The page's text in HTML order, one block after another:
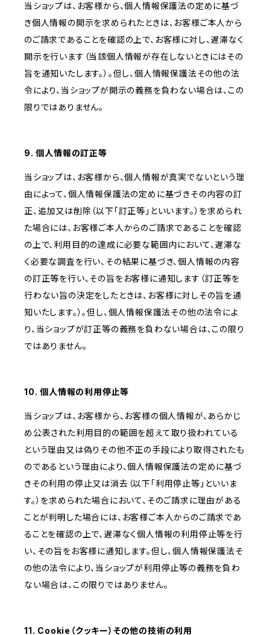
当ショップは、お客様から、個人情報保護法の定めに基づ
き個人情報の開示を求められたときは、お客様ご本人から
のご請求であることを確認の上で、お客様に対し、遅滞なく
開示を行います（当該個人情報が存在しないときにはその
旨を通知いたします。）。但し、個人情報保護法その他の法
令により、当ショップが開示の義務を負わない場合は、この
限りではありません。
9. 個人情報の訂正等
当ショップは、お客様から、個人情報が真実でないという理
由によって、個人情報保護法の定めに基づきその内容の訂
正、追加又は削除（以下「訂正等」といいます。）を求められ
た場合には、お客様ご本人からのご請求であることを確認
の上で、利用目的の達成に必要な範囲内において、遅滞な
く必要な調査を行い、その結果に基づき、個人情報の内容
の訂正等を行い、その旨をお客様に通知します（訂正等を
行わない旨の決定をしたときは、お客様に対しその旨を通
知いたします。）。但し、個人情報保護法その他の法令によ
り、当ショップが訂正等の義務を負わない場合は、この限り
ではありません。
10. 個人情報の利用停止等
当ショップは、お客様から、お客様の個人情報が、あらかじ
め公表された利用目的の範囲を超えて取り扱われている
という理由又は偽りその他不正の手段により取得されたも
のであるという理由により、個人情報保護法の定めに基づ
きその利用の停止又は消去（以下「利用停止等」といいま
す。）を求められた場合において、そのご請求に理由がある
ことが判明した場合には、お客様ご本人からのご請求であ
ることを確認の上で、遅滞なく個人情報の利用停止等を行
い、その旨をお客様に通知します。但し、個人情報保護法そ
の他の法令により、当ショップが利用停止等の義務を負わ
ない場合は、この限りではありません。
11. Cookie（クッキー）その他の技術の利用